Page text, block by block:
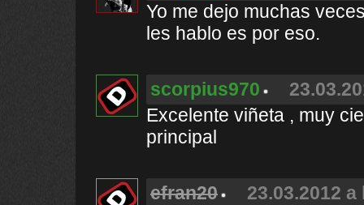
Yo me dejo muchas
les hablo es por eso.
scorpius970
Excelente viñeta , muy
principal
efran20
23.03.2012